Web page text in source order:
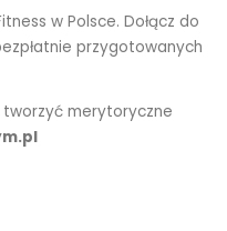
w Polsce. Dołącz do
przygotowanych
tworzyć merytoryczne